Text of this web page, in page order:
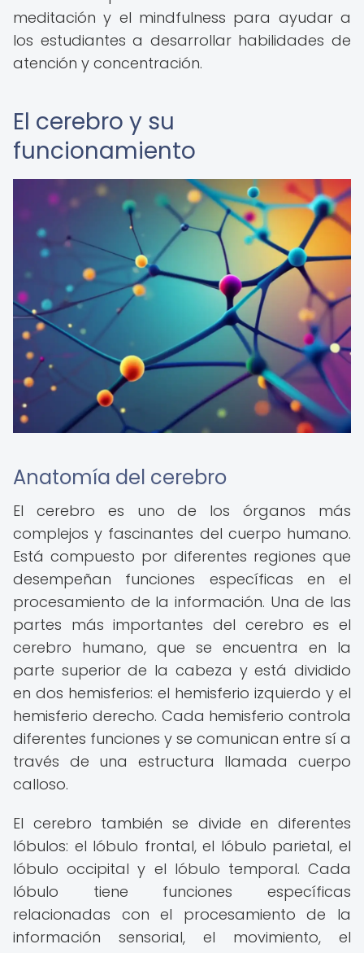
meditación y el mindfulness para ayudar a
los estudiantes a desarrollar habilidades de
atención y concentración.
El cerebro y su
funcionamiento
Anatomía del cerebro
El cerebro es uno de los órganos más
complejos y fascinantes del cuerpo humano.
Está compuesto por diferentes regiones que
desempeñan funciones específicas en el
procesamiento de la información. Una de las
partes más importantes del cerebro es el
cerebro humano, que se encuentra en la
parte superior de la cabeza y está dividido
en dos hemisferios: el hemisferio izquierdo y el
hemisferio derecho. Cada hemisferio controla
diferentes funciones y se comunican entre sí a
través de una estructura llamada cuerpo
calloso.
El cerebro también se divide en diferentes
lóbulos: el lóbulo frontal, el lóbulo parietal, el
lóbulo occipital y el lóbulo temporal. Cada
lóbulo tiene funciones específicas
relacionadas con el procesamiento de la
información sensorial, el movimiento, el